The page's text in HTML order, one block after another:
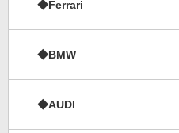
◆Ferrari
◆BMW
◆AUDI